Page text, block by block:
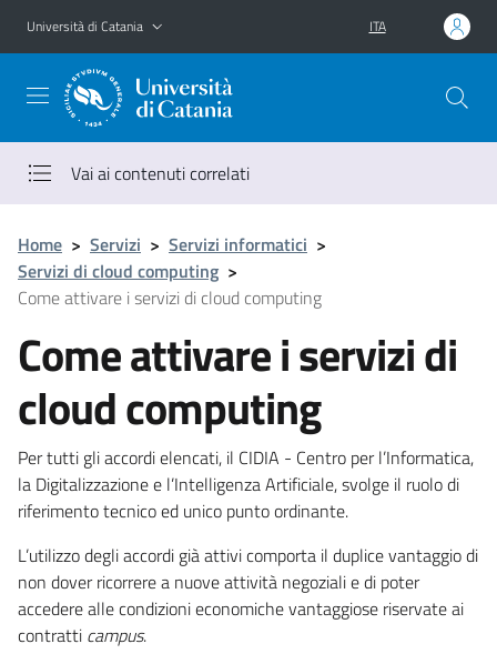
Vai al contenuto principale
Vai al menu di navigazione
Università di Catania ITA
Vai ai contenuti correlati
Home > Servizi > Servizi informatici >
Servizi di cloud computing >
Come attivare i servizi di cloud computing
Come attivare i servizi di
cloud computing
Per tutti gli accordi elencati, il CIDIA - Centro per l’Informatica,
la Digitalizzazione e l’Intelligenza Artificiale, svolge il ruolo di
riferimento tecnico ed unico punto ordinante.
L’utilizzo degli accordi già attivi comporta il duplice vantaggio di
non dover ricorrere a nuove attività negoziali e di poter
accedere alle condizioni economiche vantaggiose riservate ai
contratti campus.